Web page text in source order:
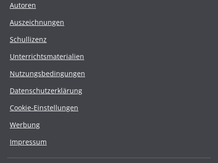
Autoren
Auszeichnungen
Schullizenz
Unterrichtsmaterialien
Nutzungsbedingungen
Datenschutzerklärung
Cookie-Einstellungen
Werbung
Impressum